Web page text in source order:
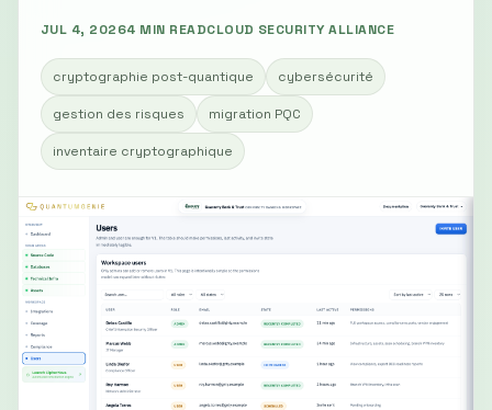
JUL 4, 20264 MIN READCLOUD SECURITY ALLIANCE
cryptographie post-quantique cybersécurité
gestion des risques migration PQC
inventaire cryptographique